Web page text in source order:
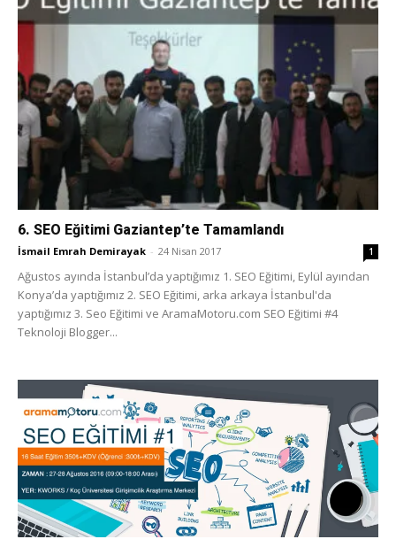
6. SEO Eğitimi Gaziantep’te Tamamlandı
İsmail Emrah Demirayak - 24 Nisan 2017 1
Ağustos ayında İstanbul’da yaptığımız 1. SEO Eğitimi, Eylül ayından
Konya’da yaptığımız 2. SEO Eğitimi, arka arkaya İstanbul'da
yaptığımız 3. Seo Eğitimi ve AramaMotoru.com SEO Eğitimi #4
Teknoloji Blogger...